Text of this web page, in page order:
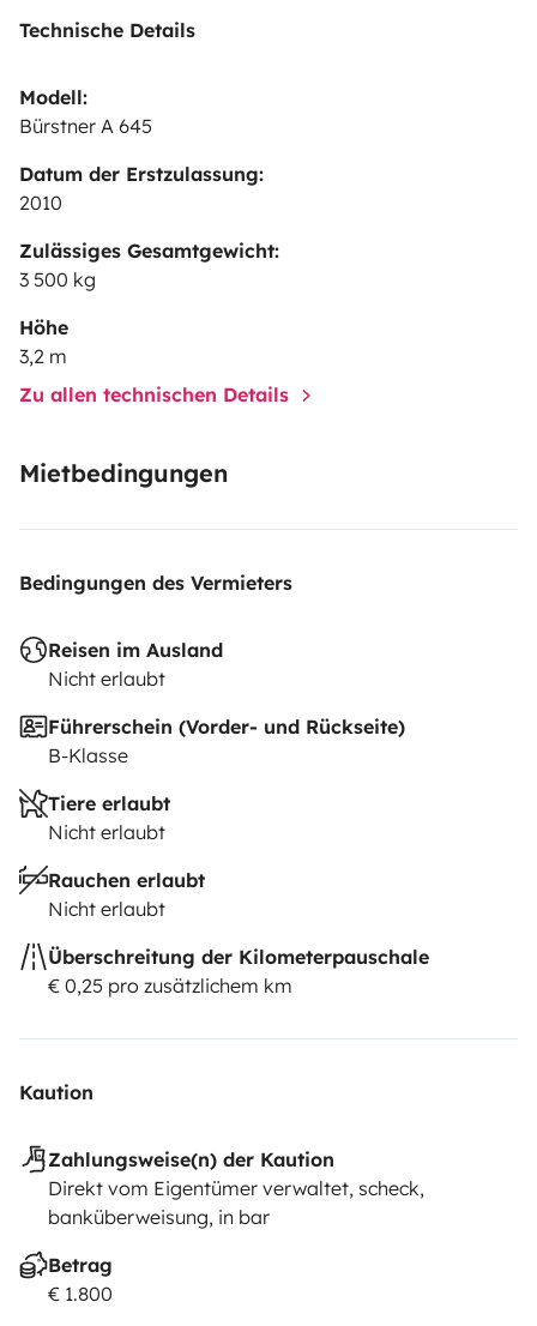
Technische Details
Modell:
Bürstner A 645
Datum der Erstzulassung:
2010
Zulässiges Gesamtgewicht:
3 500 kg
Höhe
3,2 m
Zu allen technischen Details
Mietbedingungen
Bedingungen des Vermieters
Reisen im Ausland
Nicht erlaubt
Führerschein (Vorder- und Rückseite)
B-Klasse
Tiere erlaubt
Nicht erlaubt
Rauchen erlaubt
Nicht erlaubt
Überschreitung der Kilometerpauschale
€ 0,25 pro zusätzlichem km
Kaution
Zahlungsweise(n) der Kaution
Direkt vom Eigentümer verwaltet, scheck,
banküberweisung, in bar
Betrag
€ 1.800